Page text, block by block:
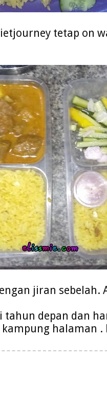
tetap on
jiran
tahun depan dan
kampung halaman